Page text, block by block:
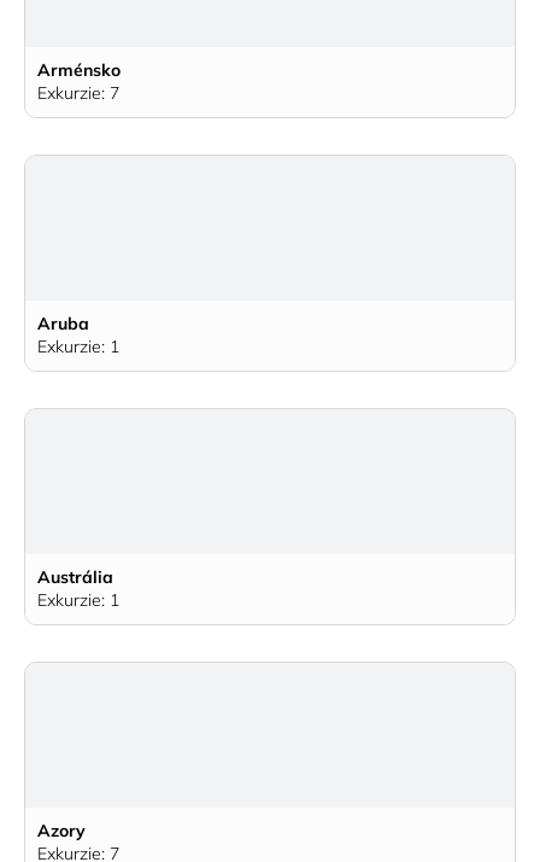
Arménsko
Exkurzie: 7
Aruba
Exkurzie: 1
Austrália
Exkurzie: 1
Azory
Exkurzie: 7